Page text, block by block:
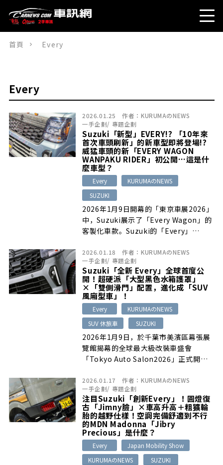
首頁 Every
Every
2026.01.25 作者： KURUMAのNEWS
一手企劃/ 專題企劃
Suzuki「新型」EVERY!? 「10年來
首次車頭刷新」的新車型即將登場!?
威猛車頭的新「EVERY WAGON
WANPAKU RIDER」初公開…這是什
麼車型？
Every
KURUMAのNEWS
SUZUKI
2026年1月9日開幕的「東京車展2026」
中，Suzuki展示了「Every Wagon」的
客製化車款。Suzuki的「Every」…
2026.01.18 作者： KURUMAのNEWS
一手企劃/ 專題企劃
Suzuki「全新 Every」全球首度公
開！超硬派「大型黑色水箱護罩」
×「雙側滑門」配置，進化成「SUV
風廂型車」！
Every
KURUMAのNEWS
SUV 休旅車
SUZUKI
2026年1月9日，於千葉市美濱區幕張展
覽館揭幕的全球最大級改裝車盛會
「Tokyo Auto Salon2026」正式開
2026.01.17 作者： KURUMAのNEWS
一手企劃/ 專題企劃
注目Suzuki「創新Every」！圓燈復
古「Jimny臉」×車高升高＋粗獷輪
胎的越野仕樣！空調完備舒適到不行
的MDN Madonna「Jibry
Precious」是什麼？
Every
Japan Mobility Show
KURUMAのNEWS
SUZUKI